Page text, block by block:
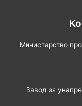
Министарство
Завод за